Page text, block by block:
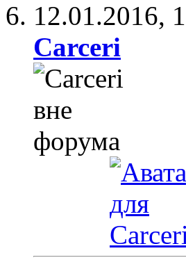
12.01.2016,
Carceri